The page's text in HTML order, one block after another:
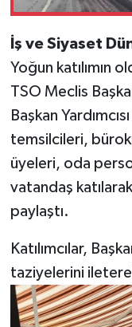
İş ve Siyaset
Yoğun katılımın
TSO Meclis
Başkan
temsilcileri,
üyeleri, oda
vatandaş
paylaştı.
Katılımcılar,
taziyelerini